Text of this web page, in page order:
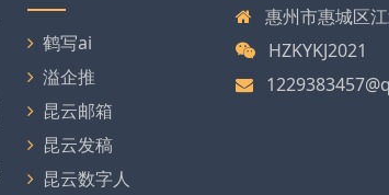
鹤写ai
溢企推
昆云邮箱
昆云发稿
昆云数字人
惠州市惠城区
HZKYKJ2021